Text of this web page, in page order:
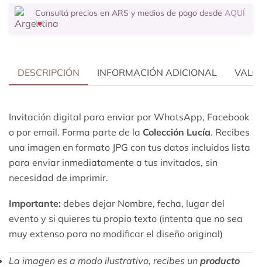
Consultá precios en ARS y medios de pago desde AQUÍ
DESCRIPCIÓN INFORMACIÓN ADICIONAL
Invitación digital para enviar por WhatsApp, Facebook
o por email. Forma parte de la Colección Lucía. Recibes
una imagen en formato JPG con tus datos incluidos lista
para enviar inmediatamente a tus invitados, sin
necesidad de imprimir.
Importante: debes dejar Nombre, fecha, lugar del
evento y si quieres tu propio texto (intenta que no sea
muy extenso para no modificar el diseño original)
La imagen es a modo ilustrativo, recibes un producto